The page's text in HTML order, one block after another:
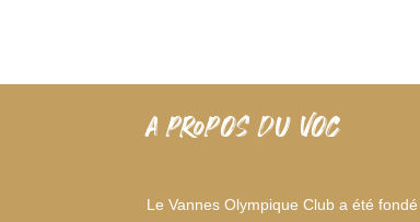
A PROPOS DU VOC
Le Vannes Olympique Club a été